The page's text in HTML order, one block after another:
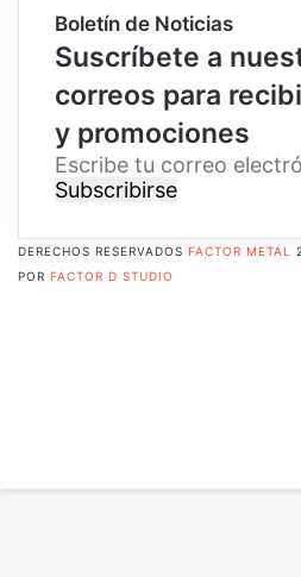
Boletín de Noticias
Suscríbete a
correos para
y promociones
E
s
r
e
DERECHOS RESERVADOS FACTOR METAL
POR FACTOR D STUDIO